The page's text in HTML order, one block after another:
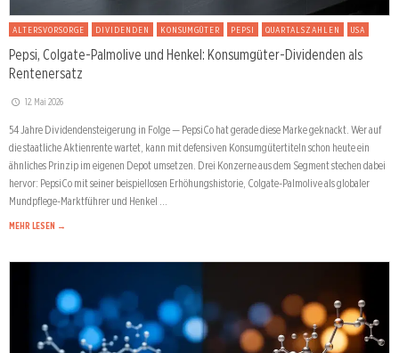
ALTERSVORSORGE DIVIDENDEN KONSUMGÜTER PEPSI QUARTALSZAHLEN USA
Pepsi, Colgate-Palmolive und Henkel: Konsumgüter-Dividenden als
Rentenersatz
12. Mai 2026
54 Jahre Dividendensteigerung in Folge — PepsiCo hat gerade diese Marke geknackt. Wer auf
die staatliche Aktienrente wartet, kann mit defensiven Konsumgütertiteln schon heute ein
ähnliches Prinzip im eigenen Depot umsetzen. Drei Konzerne aus dem Segment stechen dabei
hervor: PepsiCo mit seiner beispiellosen Erhöhungshistorie, Colgate-Palmolive als globaler
Mundpflege-Marktführer und Henkel …
MEHR LESEN →